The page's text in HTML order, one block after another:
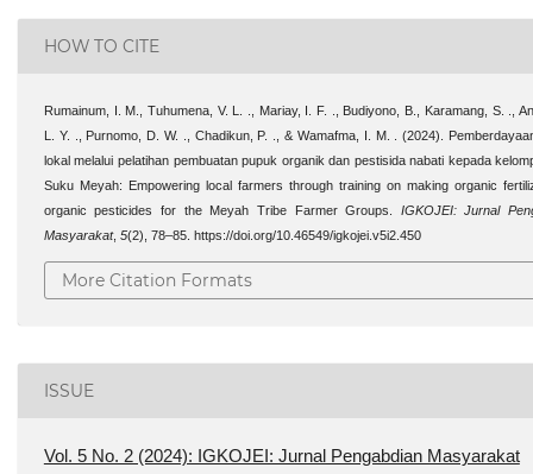
HOW TO CITE
Rumainum, I. M., Tuhumena, V. L. ., Mariay, I. F. ., Budiyono, B., Karamang, S. .,
L. Y. ., Purnomo, D. W. ., Chadikun, P. ., & Wamafma, I. M. . (2024).
lokal melalui pelatihan pembuatan pupuk organik dan pestisida nabati kepada
Suku Meyah: Empowering local farmers through training on making organic
organic pesticides for the Meyah Tribe Farmer Groups. IGKOJEI: Jurnal
Masyarakat, 5(2), 78–85. https://doi.org/10.46549/igkojei.v5i2.450
More Citation Formats
ISSUE
Vol. 5 No. 2 (2024): IGKOJEI: Jurnal Pengabdian Masyarakat